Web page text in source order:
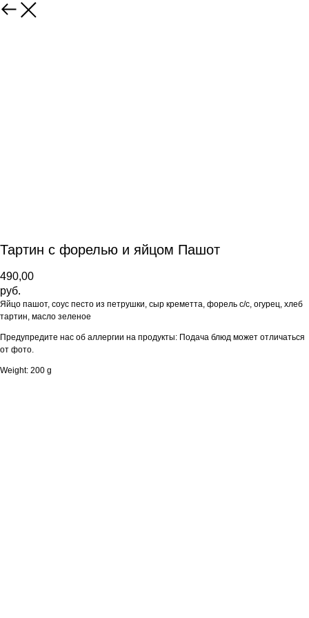
Тартин с форелью и яйцом Пашот
490,00
руб.
Яйцо пашот, соус песто из петрушки, сыр креметта, форель с/с, огурец, хлеб
тартин, масло зеленое
Предупредите нас об аллергии на продукты: Подача блюд может отличаться
от фото.
Weight: 200 g